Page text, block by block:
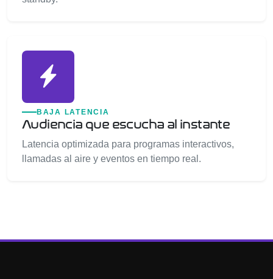
BAJA LATENCIA
Audiencia que escucha al instante
Latencia optimizada para programas interactivos,
llamadas al aire y eventos en tiempo real.